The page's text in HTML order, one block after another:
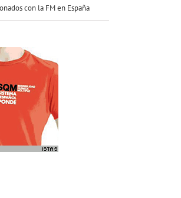
con la FM en España